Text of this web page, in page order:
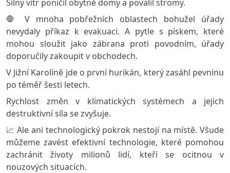
Silný vítr poničil obytné domy a povalil stromy.
🛑 V mnoha pobřežních oblastech bohužel úřady
nevydaly příkaz k evakuaci. A pytle s pískem, které
mohou sloužit jako zábrana proti povodním, úřady
doporučily zakoupit v obchodech.
V Jižní Karolíně jde o první hurikán, který zasáhl pevninu
po téměř šesti letech.
Rychlost změn v klimatických systémech a jejich
destruktivní síla se zvyšuje.
📈 Ale ani technologický pokrok nestojí na místě. Všude
můžeme zavést efektivní technologie, které pomohou
zachránit životy milionů lidí, kteří se ocitnou v
nouzových situacích.